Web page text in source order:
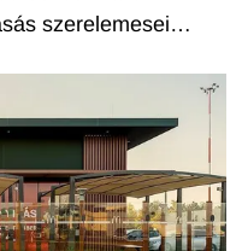
szerelemesei